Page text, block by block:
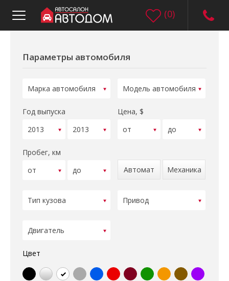
(0)
Параметры автомобиля
Год выпуска Цена, $
Пробег, км
Автомат
Механика
Цвет